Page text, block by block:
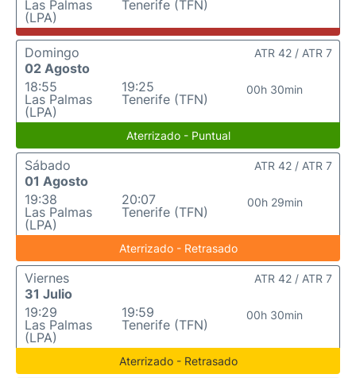
Las Palmas
(LPA)
Tenerife (TFN)
Domingo
02 Agosto
18:55
Las Palmas
(LPA)
19:25
Tenerife (TFN)
00h 30min
ATR 42 / ATR 7
Aterrizado - Puntual
Sábado
01 Agosto
19:38
Las Palmas
(LPA)
20:07
Tenerife (TFN)
00h 29min
ATR 42 / ATR 7
Aterrizado - Retrasado
Viernes
31 Julio
19:29
Las Palmas
(LPA)
19:59
Tenerife (TFN)
00h 30min
ATR 42 / ATR 7
Aterrizado - Retrasado